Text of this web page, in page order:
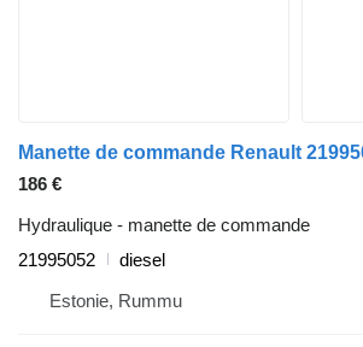
186 €
Hydraulique - manette de commande
21995052
diesel
Estonie, Rummu